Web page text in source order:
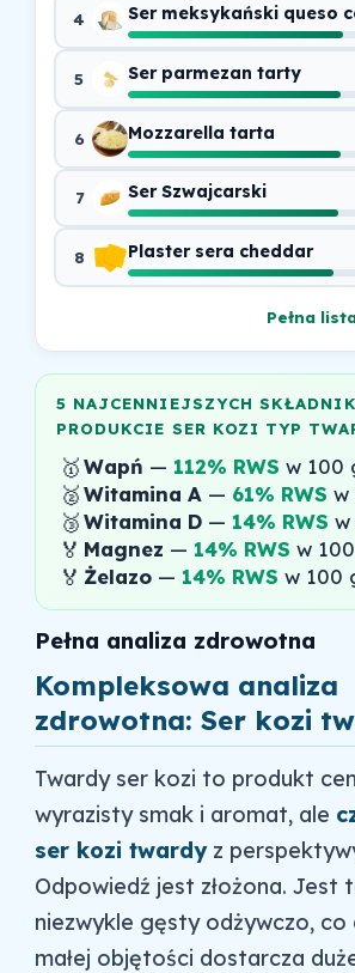
4 Ser meksykański queso
5 Ser parmezan tarty
6 Mozzarella tarta
7 Ser Szwajcarski
8 Plaster sera cheddar
Pełna
5 NAJCENNIEJSZYCH
PRODUKCIE SER KOZI TYP
🥇 Wapń — 112% RWS w 100
🥈 Witamina A — 61% RWS w
🥉 Witamina D — 14% RWS w
🏅 Magnez — 14% RWS w
🏅 Żelazo — 14% RWS w 100
Pełna analiza zdrowotna
Kompleksowa analiza
zdrowotna: Ser kozi
Twardy ser kozi to produkt
wyrazisty smak i aromat, ale
ser kozi twardyz
Odpowiedź jest złożona. Jest
niezwykle gęsty odżywczo, co
małej objętości dostarcza